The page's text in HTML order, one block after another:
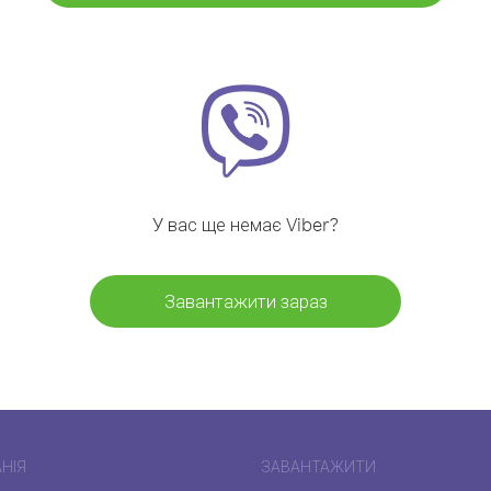
У вас ще немає Viber?
Завантажити зараз
ЗАВАНТАЖИТИ